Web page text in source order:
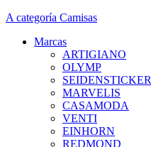
A categoría Camisas
Marcas
ARTIGIANO
OLYMP
SEIDENSTICKER
MARVELIS
CASAMODA
VENTI
EINHORN
REDMOND